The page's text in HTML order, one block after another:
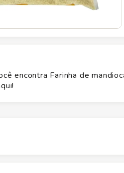
encontra Farinha de